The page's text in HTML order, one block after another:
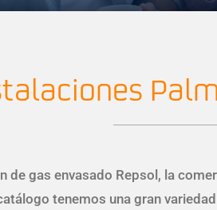
de gas envasado Repsol, la
tenemos una gran